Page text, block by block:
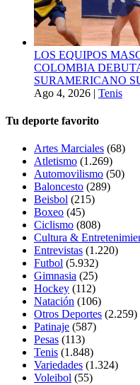
LOS EQUIPOS
COLOMBIA
SURAMERICANO
Ago 4, 2026 | Tenis
Tu deporte favorito
Artes Marciales (68)
Atletismo (1.269)
Automovilismo (50)
Baloncesto (289)
Beisbol (215)
Boxeo (45)
Ciclismo (808)
Cultura &
Entrevistas (1.220)
Futbol (5.932)
Gimnasia (25)
Hockey (112)
Natación (106)
Otros Deportes (2.259)
Patinaje (587)
Pesas (113)
Tenis (1.848)
Variedades (1.324)
Voleibol (55)